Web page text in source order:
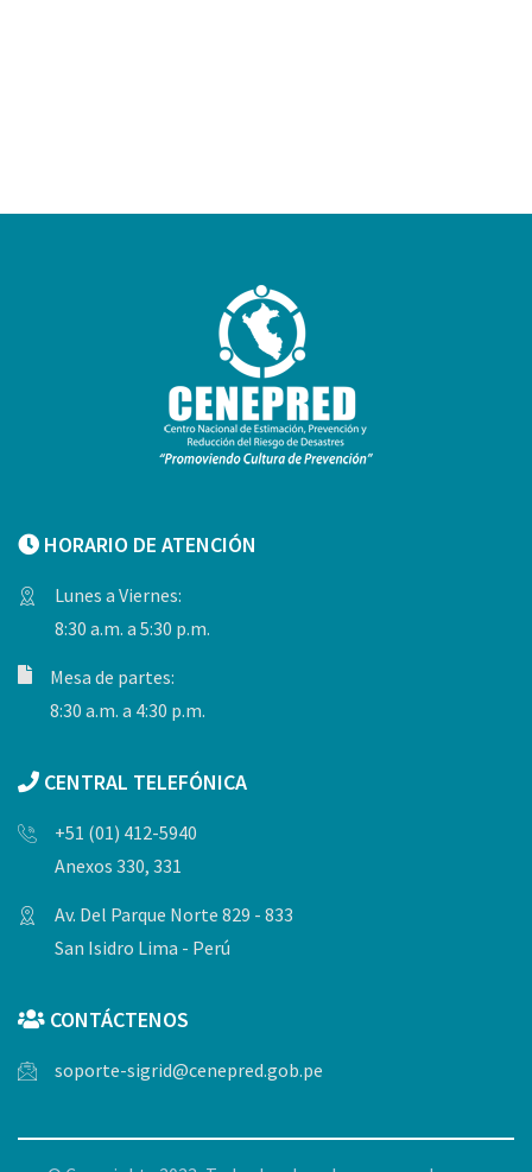
HORARIO DE ATENCIÓN
Lunes a Viernes:
8:30 a.m. a 5:30 p.m.
Mesa de partes:
8:30 a.m. a 4:30 p.m.
CENTRAL TELEFÓNICA
+51 (01) 412-5940
Anexos 330, 331
Av. Del Parque Norte 829 - 833
San Isidro Lima - Perú
CONTÁCTENOS
soporte-sigrid@cenepred.gob.pe